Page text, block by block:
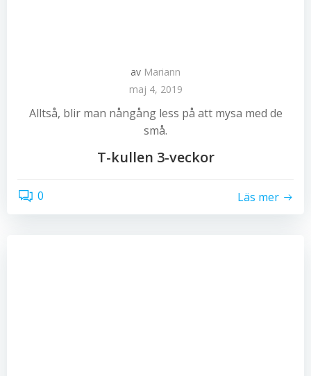
av Mariann
maj 4, 2019
Alltså, blir man nångång less på att mysa med de
små.
T-kullen 3-veckor
0 Läs mer